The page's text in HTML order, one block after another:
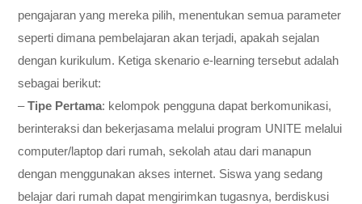
pengajaran yang mereka pilih, menentukan semua parameter
seperti dimana pembelajaran akan terjadi, apakah sejalan
dengan kurikulum. Ketiga skenario e-learning tersebut adalah
sebagai berikut:
–Tipe Pertama: kelompok pengguna dapat berkomunikasi,
berinteraksi dan bekerjasama melalui program UNITE melalui
computer/laptop dari rumah, sekolah atau dari manapun
dengan menggunakan akses internet. Siswa yang sedang
belajar dari rumah dapat mengirimkan tugasnya, berdiskusi